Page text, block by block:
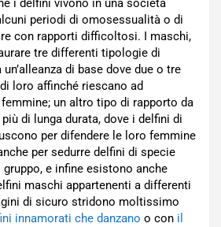
i delfini vivono in una società
periodi di omosessualità o di
con rapporti difficoltosi. I maschi,
tre differenti tipologie di
di base dove due o tre
loro affinché riescano ad
un altro tipo di rapporto da
di lunga durata, dove i delfini di
per difendere le loro femmine
per sedurre delfini di specie
e infine esistono anche
maschi appartenenti a differenti
di sicuro stridono moltissimo
innamorati che danzano o con il